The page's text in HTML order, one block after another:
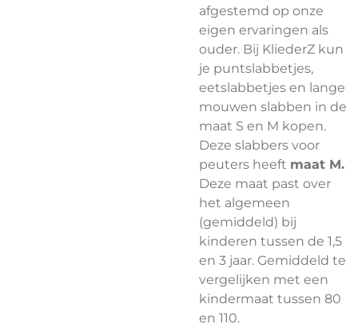
afgestemd op onze
eigen ervaringen als
ouder. Bij KliederZ kun
je puntslabbetjes,
eetslabbetjes en lange
mouwen slabben in de
maat S en M kopen.
Deze slabbers voor
peuters heeft maat M.
Deze maat past over
het algemeen
(gemiddeld) bij
kinderen tussen de 1,5
en 3 jaar. Gemiddeld te
vergelijken met een
kindermaat tussen 80
en 110.